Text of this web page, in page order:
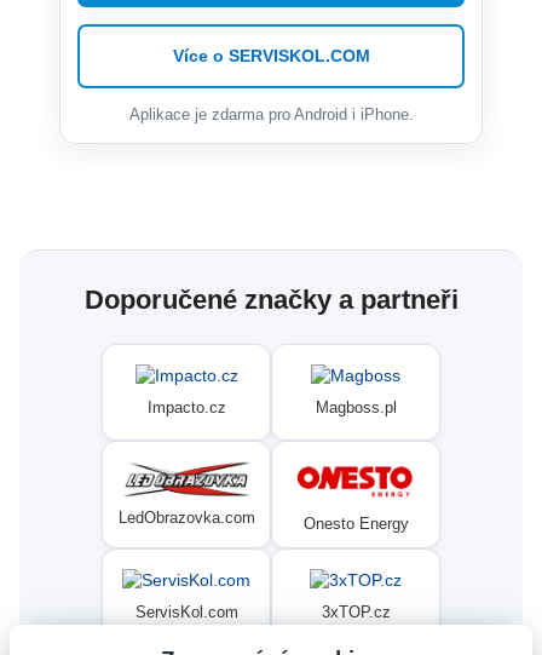
Více o SERVISKOL.COM
Aplikace je zdarma pro Android i iPhone.
Doporučené značky a partneři
Impacto.cz Magboss.pl
LedObrazovka.com Onesto Energy
ServisKol.com 3xTOP.cz